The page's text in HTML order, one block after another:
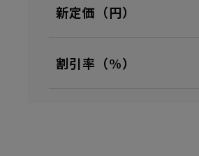
新定価（円）
割引率（%）